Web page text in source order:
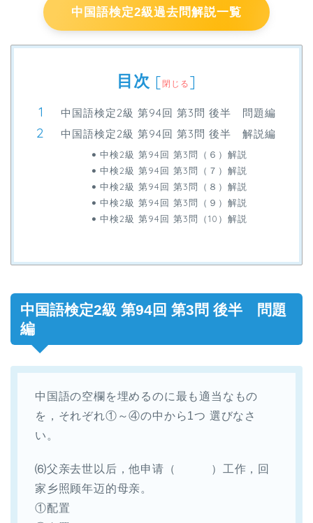
中国語検定2級過去問解説一覧
目次 [ 閉じる ]
中国語検定2級 第94回 第3問 後半 問題編
中国語検定2級 第94回 第3問 後半 解説編
中検2級 第94回 第3問（６）解説
中検2級 第94回 第3問（７）解説
中検2級 第94回 第3問（８）解説
中検2級 第94回 第3問（９）解説
中検2級 第94回 第3問（10）解説
中国語検定2級 第94回 第3問 後半 問題
編
中国語の空欄を埋めるのに最も適当なもの
を，それぞれ①～④の中から1つ 選びなさ
い。
⑹父亲去世以后，他申请（ ）工作，回
家乡照顾年迈的母亲。
①配置